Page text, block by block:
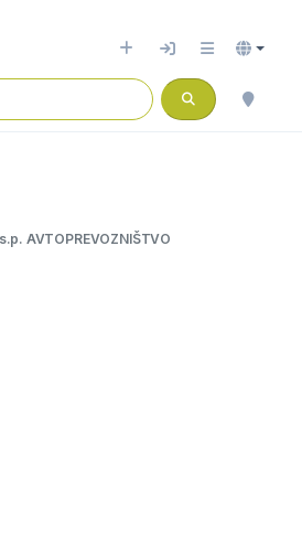
AVTOPREVOZNIŠTVO